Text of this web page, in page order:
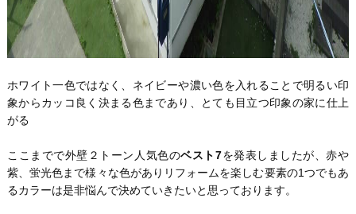
ホワイト一色ではなく、ネイビーや濃い色を入れることで明るい印
象からカッコ良く決まる色まであり、とても目立つ印象の家に仕上
がる
ここまでで外壁２トーン人気色のベスト7を発表しましたが、赤や
紫、蛍光色まで様々な色がありリフォームを楽しむ要素の1つでもあ
るカラーは是非悩んで決めていきたいと思っております。